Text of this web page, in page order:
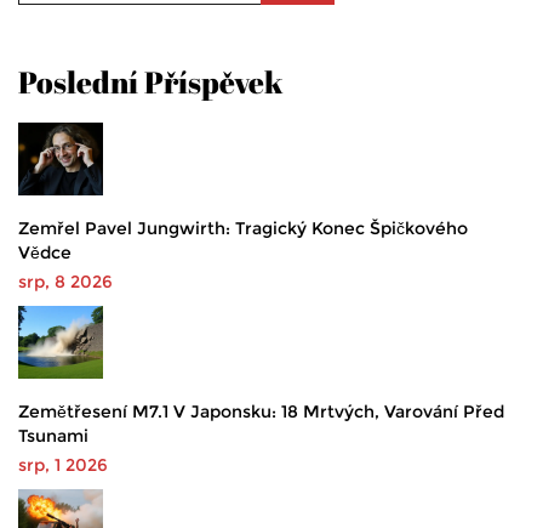
Poslední Příspěvek
Zemřel Pavel Jungwirth: Tragický Konec Špičkového
Vědce
srp, 8 2026
Zemětřesení M7.1 V Japonsku: 18 Mrtvých, Varování Před
Tsunami
srp, 1 2026